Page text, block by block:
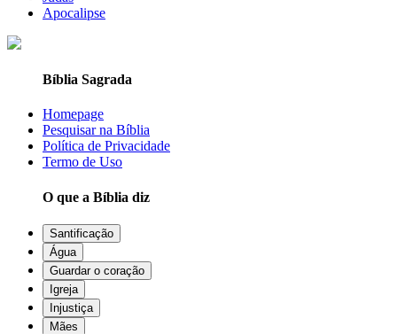
Apocalipse
Bíblia Sagrada
Homepage
Pesquisar na Bíblia
Política de Privacidade
Termo de Uso
O que a Bíblia diz
Santificação
Água
Guardar o coração
Igreja
Injustiça
Mães